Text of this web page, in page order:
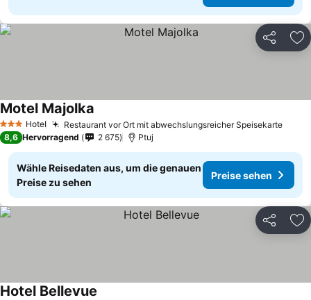
Teilen
3 SterneHotel Restaurant vor Ort mit abwechslungsreicher Speisekarte
Motel Majolka
8,6 Hervorragend 2 675 Ptuj
Wähle Reisedaten aus, um die genauen
Preise zu sehen
Preise sehen
Teilen
Hotel Bellevue